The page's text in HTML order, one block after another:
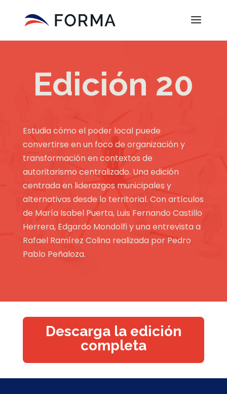
Edición 20
Estudia cómo el poder local puede
convertirse en un foco de organización y
transformación en contextos de
autoritarismo centralizado. Una edición
centrada en liderazgos municipales y
alternativas desde lo territorial. Con artículos
de María Isabel Puerta, Luis Fernando Castillo
Herrera, Edgardo Mondolfi y una entrevista a
Rafael Ramírez Colina realizada por Pedro
Pablo Peñaloza.
Descarga la edición
completa